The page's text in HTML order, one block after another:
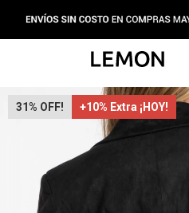
31 +10% Extra ¡HOY!